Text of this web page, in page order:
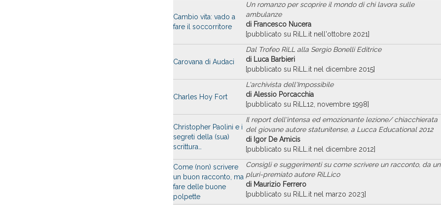
Cambio vita: vado a
fare il soccorritore
Un romanzo per scoprire il mondo di chi lavora sulle
ambulanze
di Francesco Nucera
[pubblicato su RiLL.it nell'ottobre 2021]
Carovana di Audaci
Dal Trofeo RiLL alla Sergio Bonelli Editrice
di Luca Barbieri
[pubblicato su RiLL.it nel dicembre 2015]
Charles Hoy Fort
L'archivista dell'Impossibile
di Alessio Porcacchia
[pubblicato su RiLL12, novembre 1998]
Christopher Paolini e i
segreti della (sua)
scrittura…
Il report dell'intensa ed emozionante lezione/ chiacchierata
del giovane autore statunitense, a Lucca Educational 2012
di Igor De Amicis
[pubblicato su RiLL.it nel dicembre 2012]
Come (non) scrivere
un buon racconto, ma
fare delle buone
polpette
Consigli e suggerimenti su come scrivere un racconto, da un
pluri-premiato autore RiLLico
di Maurizio Ferrero
[pubblicato su RiLL.it nel marzo 2023]